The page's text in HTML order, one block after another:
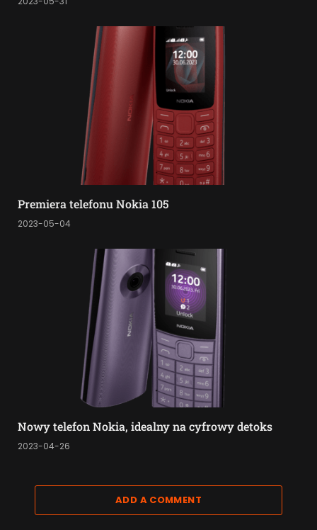
Premiera telefonu Nokia 105
2023-05-04
Nowy telefon Nokia, idealny na cyfrowy detoks
2023-04-26
ADD A COMMENT